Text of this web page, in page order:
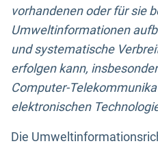
vorhandenen oder für sie
Umweltinformationen
und systematische
erfolgen kann,
Computer-
elektronischen
Die